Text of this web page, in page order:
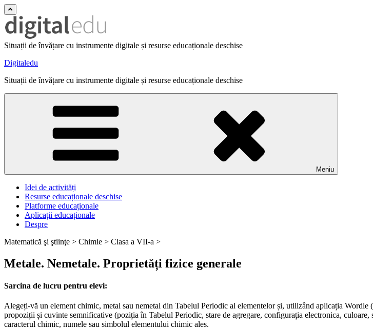
Situații de învățare cu instrumente digitale și resurse educaționale deschise
Digitaledu
Situații de învățare cu instrumente digitale și resurse educaționale deschise
Meniu
Idei de activități
Resurse educaționale deschise
Platforme educaționale
Aplicații educaționale
Despre
Matematică şi ştiinţe > Chimie > Clasa a VII-a >
Metale. Nemetale. Proprietăți fizice generale
Sarcina de lucru pentru elevi:
Alegeți-vă un element chimic, metal sau nemetal din Tabelul Periodic al elementelor și, utilizând aplicația
propoziții și cuvinte semnificative (poziția în Tabelul Periodic, stare de agregare, configurația electronica,
caracterul chimic, numele sau simbolul elementului chimic ales.